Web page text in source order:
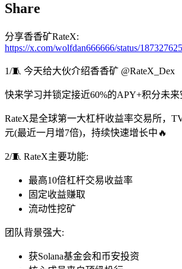
Share
分享香香矿RateX:
https://x.com/wolfdan666666/status/
1/🧵 今天给大伙介绍香香矿 @RateX_Dex
快来学习并锁定接近60%的APY+积分未来
RateX是全球第一大杠杆收益率交易所，
元(最近一月增7倍)，持续快速增长中🔥
2/🧵 RateX主要功能:
最高10倍杠杆交易收益率
固定收益赚取
流动性挖矿
团队背景强大:
获Solana基金会和币安投资